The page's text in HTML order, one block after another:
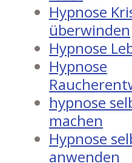
Hypnose
überwinden
Hypnose
Hypnose
hypnose
machen
Hypnose
anwenden